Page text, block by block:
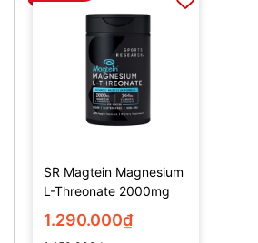
SR Magtein Magnesium
L-Threonate 2000mg
(135 Viên)
1.290.000₫